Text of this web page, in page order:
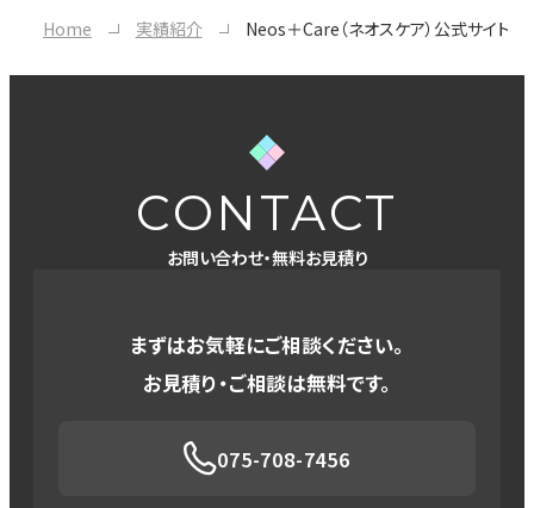
Home 実績紹介 Neos＋Care（ネオスケア）公式サイト
CONTACT
お問い合わせ・無料お見積り
まずはお気軽にご相談ください。
お見積り・ご相談は無料です。
075-708-7456